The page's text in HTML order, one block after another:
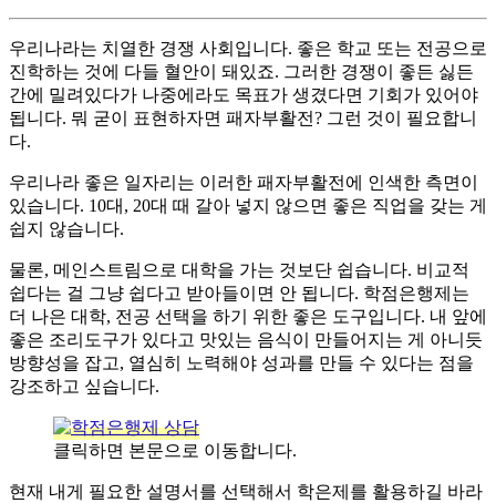
우리나라는 치열한 경쟁 사회입니다. 좋은 학교 또는 전공으로
진학하는 것에 다들 혈안이 돼있죠. 그러한 경쟁이 좋든 싫든
간에 밀려있다가 나중에라도 목표가 생겼다면 기회가 있어야
됩니다. 뭐 굳이 표현하자면 패자부활전? 그런 것이 필요합니
다.
​우리나라 좋은 일자리는 이러한 패자부활전에 인색한 측면이
있습니다. 10대, 20대 때 갈아 넣지 않으면 좋은 직업을 갖는 게
쉽지 않습니다.
​물론, 메인스트림으로 대학을 가는 것보단 쉽습니다. 비교적
쉽다는 걸 그냥 쉽다고 받아들이면 안 됩니다. 학점은행제는
더 나은 대학, 전공 선택을 하기 위한 좋은 도구입니다. 내 앞에
좋은 조리도구가 있다고 맛있는 음식이 만들어지는 게 아니듯
방향성을 잡고, 열심히 노력해야 성과를 만들 수 있다는 점을
강조하고 싶습니다.
클릭하면 본문으로 이동합니다.
현재 내게 필요한 설명서를 선택해서 학은제를 활용하길 바라